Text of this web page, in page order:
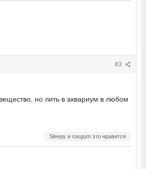
#3
но лить в аквариум в любом
Sleepy и rusgum это нравится